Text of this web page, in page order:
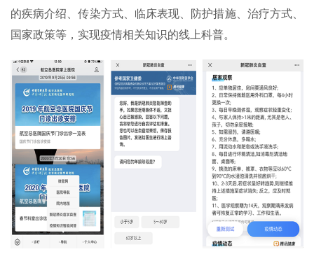
的疾病介绍、传染方式、临床表现、防护措施、治疗方式、
国家政策等，实现疫情相关知识的线上科普。